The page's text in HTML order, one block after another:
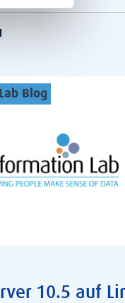
Blog
10.5 auf